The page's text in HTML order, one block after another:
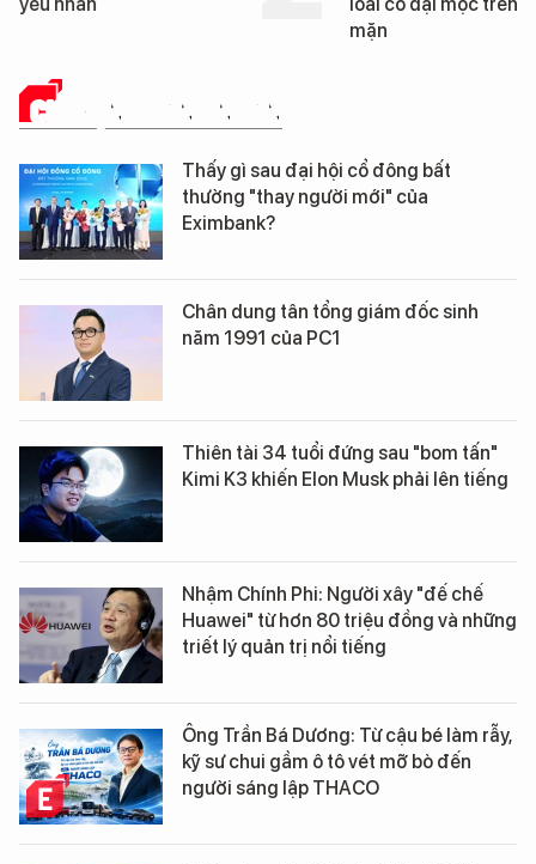
mặn
CHUYỆN DOANH NHÂN
Thấy gì sau đại hội cổ đông bất
thường "thay người mới" của
Eximbank?
Chân dung tân tổng giám đốc sinh
năm 1991 của PC1
Thiên tài 34 tuổi đứng sau "bom tấn"
Kimi K3 khiến Elon Musk phải lên tiếng
Nhậm Chính Phi: Người xây "đế chế
Huawei" từ hơn 80 triệu đồng và những
triết lý quản trị nổi tiếng
Ông Trần Bá Dương: Từ cậu bé làm rẫy,
kỹ sư chui gầm ô tô vét mỡ bò đến
người sáng lập THACO